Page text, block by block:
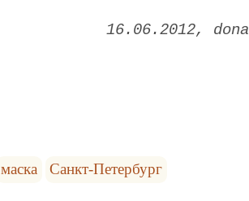
16.06.2012 dona
маска Санкт-Петербург